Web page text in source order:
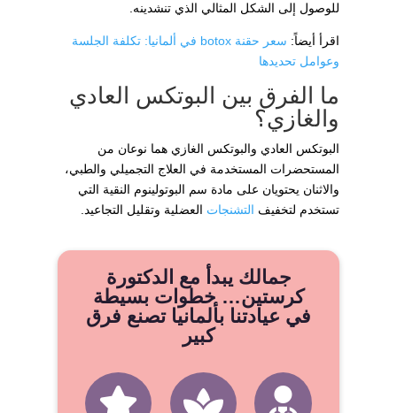
للوصول إلى الشكل المثالي الذي تنشدينه.
اقرأ أيضاً:
سعر حقنة botox في ألمانيا: تكلفة الجلسة
وعوامل تحديدها
ما الفرق بين البوتكس العادي
والغازي؟
البوتكس العادي والبوتكس الغازي هما نوعان من
المستحضرات المستخدمة في العلاج التجميلي والطبي،
والاثنان يحتويان على مادة سم البوتولينوم النقية التي
تستخدم لتخفيف التشنجات العضلية وتقليل التجاعيد.
جمالك يبدأ مع الدكتورة
كرستين… خطوات بسيطة
في عيادتنا بألمانيا تصنع فرق
كبير